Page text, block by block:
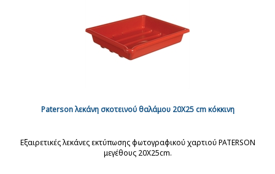
Paterson λεκάνη σκοτεινού θαλάμου 20Χ25 cm κόκκινη
Εξαιρετικές λεκάνες εκτύπωσης φωτογραφικού χαρτιού PATERSON
μεγέθους 20X25cm.